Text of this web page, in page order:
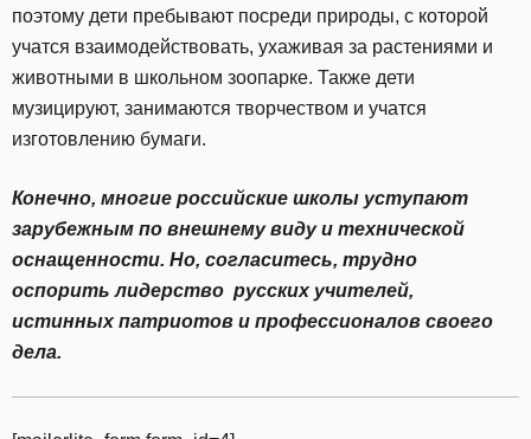
поэтому дети пребывают посреди природы, с которой
учатся взаимодействовать, ухаживая за растениями и
животными в школьном зоопарке. Также дети
музицируют, занимаются творчеством и учатся
изготовлению бумаги.
Конечно, многие российские школы уступают
зарубежным по внешнему виду и технической
оснащенности. Но, согласитесь, трудно
оспорить лидерство русских учителей,
истинных патриотов и профессионалов своего
дела.